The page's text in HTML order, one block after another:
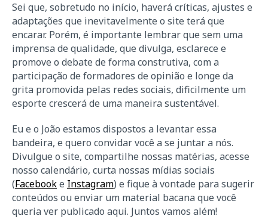
Sei que, sobretudo no início, haverá críticas, ajustes e
adaptações que inevitavelmente o site terá que
encarar. Porém, é importante lembrar que sem uma
imprensa de qualidade, que divulga, esclarece e
promove o debate de forma construtiva, com a
participação de formadores de opinião e longe da
grita promovida pelas redes sociais, dificilmente um
esporte crescerá de uma maneira sustentável.
Eu e o João estamos dispostos a levantar essa
bandeira, e quero convidar você a se juntar a nós.
Divulgue o site, compartilhe nossas matérias, acesse
nosso calendário, curta nossas mídias sociais
(Facebooke Instagram) e fique à vontade para sugerir
conteúdos ou enviar um material bacana que você
queria ver publicado aqui. Juntos vamos além!